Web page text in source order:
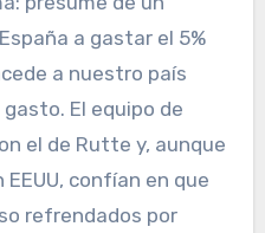
a gastar el 5%
a nuestro país
El equipo de
el de Rutte y, aunque
confían en que
refrendados por